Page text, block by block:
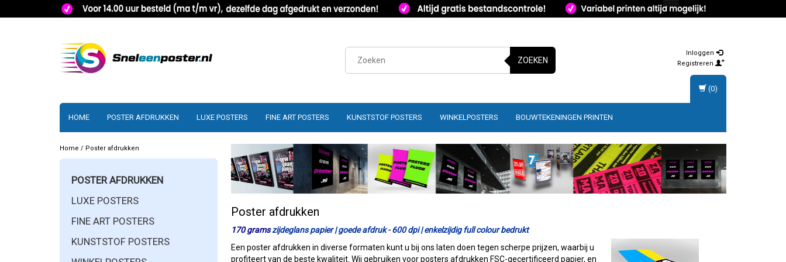
ZOEKEN
Inloggen
Registreren
HOME POSTER AFDRUKKEN LUXE POSTERS FINE ART POSTERS KUNSTSTOF POSTERS WINKELPOSTERS BOUWTEKENINGEN PRINTEN
(0)
Home / Poster afdrukken
POSTER AFDRUKKEN
LUXE POSTERS
FINE ART POSTERS
KUNSTSTOF POSTERS
Poster afdrukken
170 gramszijdeglans papier | goede afdruk - 600 dpi | enkelzijdig full colour bedrukt
Een poster afdrukken in diverse formaten kunt u bij ons laten doen tegen scherpe prijzen, waarbij u
profiteert van de beste kwaliteit. Wij gebruiken voor posters afdrukken FSC-gecertificeerd papier, en